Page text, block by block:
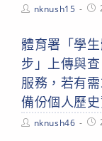
Postnknush15
體育署「學
步」上傳與
服務，若有
備份個人歷
Postnknush46